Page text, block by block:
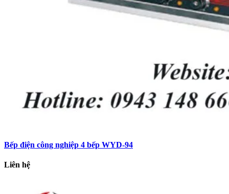
Bếp điện công nghiệp 4 bếp WYD-94
Liên hệ